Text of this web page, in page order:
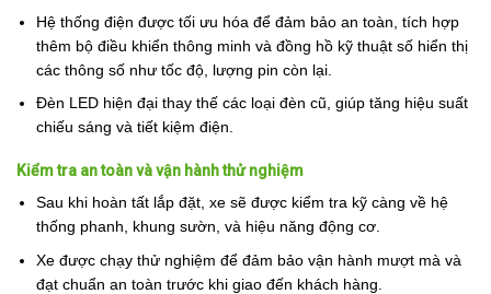
Hệ thống điện được tối ưu hóa để đảm bảo an toàn, tích hợp
thêm bộ điều khiển thông minh và đồng hồ kỹ thuật số hiển thị
các thông số như tốc độ, lượng pin còn lại.
Đèn LED hiện đại thay thế các loại đèn cũ, giúp tăng hiệu suất
chiếu sáng và tiết kiệm điện.
Kiểm tra an toàn và vận hành thử nghiệm
Sau khi hoàn tất lắp đặt, xe sẽ được kiểm tra kỹ càng về hệ
thống phanh, khung sườn, và hiệu năng động cơ.
Xe được chạy thử nghiệm để đảm bảo vận hành mượt mà và
đạt chuẩn an toàn trước khi giao đến khách hàng.